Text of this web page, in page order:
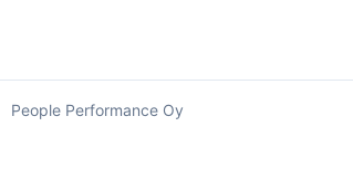
People Performance Oy